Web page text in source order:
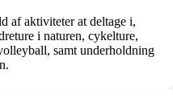
af aktiviteter at deltage i,
i naturen, cykelture,
samt underholdning